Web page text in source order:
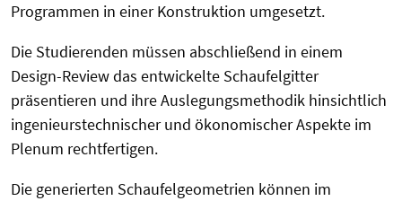
Programmen in einer Konstruktion umgesetzt.
Die Studierenden müssen abschließend in einem
Design-Review das entwickelte Schaufelgitter
präsentieren und ihre Auslegungsmethodik hinsichtlich
ingenieurstechnischer und ökonomischer Aspekte im
Plenum rechtfertigen.
Die generierten Schaufelgeometrien können im